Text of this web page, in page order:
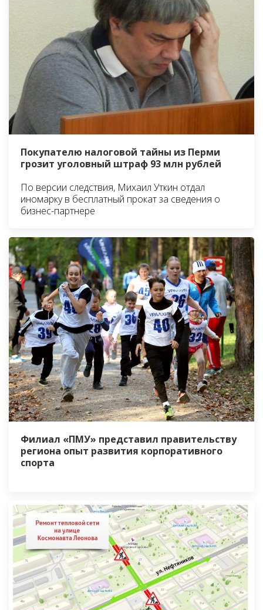
Покупателю налоговой тайны из Перми
грозит уголовный штраф 93 млн рублей
По версии следствия, Михаил Уткин отдал
иномарку в бесплатный прокат за сведения о
бизнес-партнере
Филиал «ПМУ» представил правительству
региона опыт развития корпоративного
спорта